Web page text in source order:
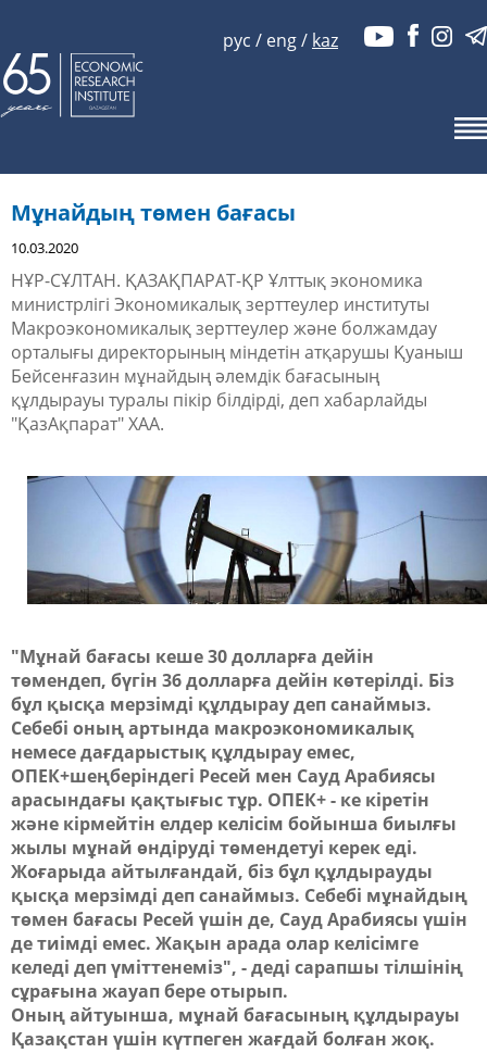
рус / eng/ kaz
Мұнайдың төмен бағасы
10.03.2020
НҰР-СҰЛТАН. ҚАЗАҚПАРАТ-ҚР Ұлттық экономика
министрлігі Экономикалық зерттеулер институты
Макроэкономикалық зерттеулер және болжамдау
орталығы директорының міндетін атқарушы Қуаныш
Бейсенғазин мұнайдың әлемдік бағасының
құлдырауы туралы пікір білдірді, деп хабарлайды
"ҚазАқпарат" ХАА.
"Мұнай бағасы кеше 30 долларға дейін
төмендеп, бүгін 36 долларға дейін көтерілді. Біз
бұл қысқа мерзімді құлдырау деп санаймыз.
Себебі оның артында макроэкономикалық
немесе дағдарыстық құлдырау емес,
ОПЕК+шеңберіндегі Ресей мен Сауд Арабиясы
арасындағы қақтығыс тұр. ОПЕК+ - ке кіретін
және кірмейтін елдер келісім бойынша биылғы
жылы мұнай өндіруді төмендетуі керек еді.
Жоғарыда айтылғандай, біз бұл құлдырауды
қысқа мерзімді деп санаймыз. Себебі мұнайдың
төмен бағасы Ресей үшін де, Сауд Арабиясы үшін
де тиімді емес. Жақын арада олар келісімге
келеді деп үміттенеміз", - деді сарапшы тілшінің
сұрағына жауап бере отырып.
Оның айтуынша, мұнай бағасының құлдырауы
Қазақстан үшін күтпеген жағдай болған жоқ.